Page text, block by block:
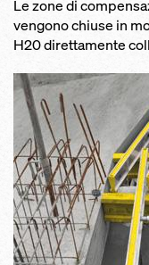
Le zone di
vengono chiuse in
H20 direttamente